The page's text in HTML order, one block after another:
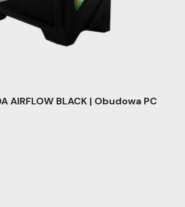
AIRFLOW BLACK | Obudowa PC